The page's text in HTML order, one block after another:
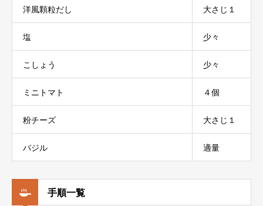
洋風顆粒だし 大さじ１
塩 少々
こしょう 少々
ミニトマト ４個
粉チーズ 大さじ１
バジル 適量
手順一覧